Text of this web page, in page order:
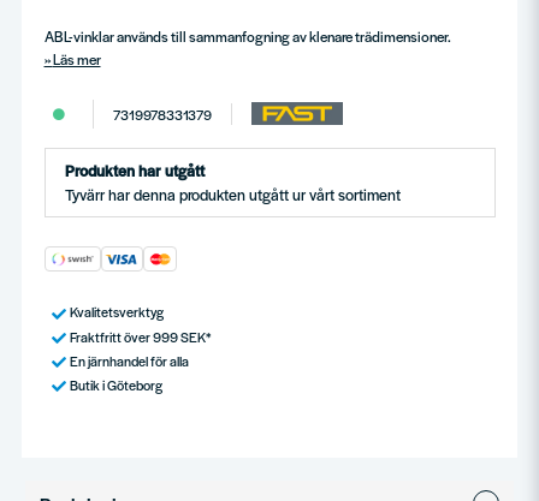
ABL-vinklar används till sammanfogning av klenare trädimensioner.
Läs mer
7319978331379
Produkten har utgått
Tyvärr har denna produkten utgått ur vårt sortiment
Kvalitetsverktyg
Fraktfritt över 999 SEK*
En järnhandel för alla
Butik i Göteborg